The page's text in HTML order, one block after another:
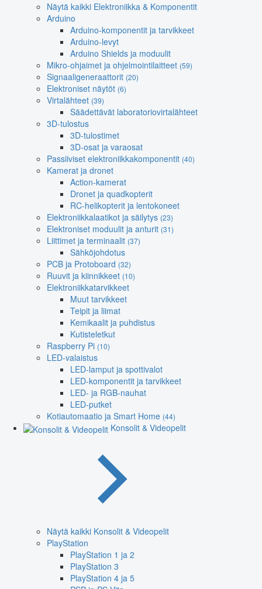
Näytä kaikki Elektroniikka & Komponentit
Arduino
Arduino-komponentit ja tarvikkeet
Arduino-levyt
Arduino Shields ja moduulit
Mikro-ohjaimet ja ohjelmointilaitteet (59)
Signaaligeneraattorit (20)
Elektroniset näytöt (6)
Virtalähteet (39)
Säädettävät laboratoriovirtalähteet
3D-tulostus
3D-tulostimet
3D-osat ja varaosat
Passiiviset elektroniikkakomponentit (40)
Kamerat ja dronet
Action-kamerat
Dronet ja quadkopterit
RC-helikopterit ja lentokoneet
Elektroniikkalaatikot ja säilytys (23)
Elektroniset moduulit ja anturit (31)
Liittimet ja terminaalit (37)
Sähköjohdotus
PCB ja Protoboard (32)
Ruuvit ja kiinnikkeet (10)
Elektroniikkatarvikkeet
Muut tarvikkeet
Teipit ja liimat
Kemikaalit ja puhdistus
Kutisteletkut
Raspberry Pi (10)
LED-valaistus
LED-lamput ja spottivalot
LED-komponentit ja tarvikkeet
LED- ja RGB-nauhat
LED-putket
Kotiautomaatio ja Smart Home (44)
Konsolit & Videopelit
Näytä kaikki Konsolit & Videopelit
PlayStation
PlayStation 1 ja 2
PlayStation 3
PlayStation 4 ja 5